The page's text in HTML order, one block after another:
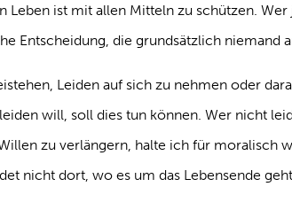
Leben ist mit allen Mitteln zu schützen.
Entscheidung, die grundsätzlich niemand
Leiden auf sich zu nehmen oder
will, soll dies tun können. Wer nicht
zu verlängern, halte ich für moralisch
nicht dort, wo es um das Lebensende